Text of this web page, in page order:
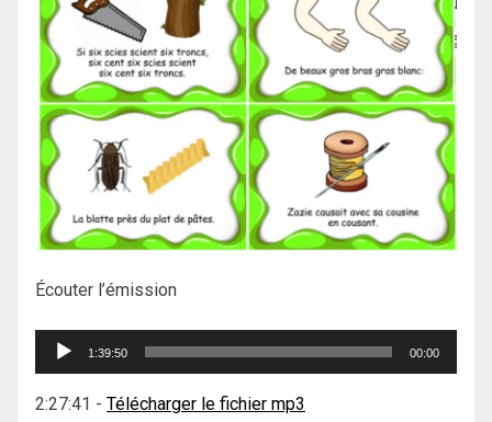
Écouter l’émission
Lecteur
1:39:50 00:00
2:27:41 - Télécharger le fichier mp3